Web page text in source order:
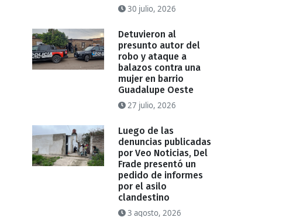
30 julio, 2026
Detuvieron al
presunto autor del
robo y ataque a
balazos contra una
mujer en barrio
Guadalupe Oeste
27 julio, 2026
Luego de las
denuncias publicadas
por Veo Noticias, Del
Frade presentó un
pedido de informes
por el asilo
clandestino
3 agosto, 2026